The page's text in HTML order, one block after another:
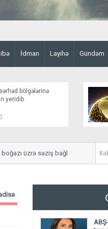
İdman Layihə Gündəm
bölgələrinə
yeridib
saziş bağlamağa yaxındır